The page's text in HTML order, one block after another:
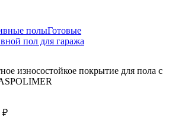
полыГотовые
пол для гаража
износостойкое покрытие для пола с
₽